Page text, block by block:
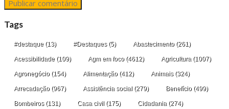
Tags
#destaque (13) #Destaques(5) Abastecimento(261)
Acessibilidade (109) Agm em foco(4612) Agricultura (1007)
Agronegócio(154) Alimentação(412) Animais(324)
Arrecadação(967) Assistência social (279) Benefício(499)
Bombeiros(131) Casa civil (175) Cidadania (274)